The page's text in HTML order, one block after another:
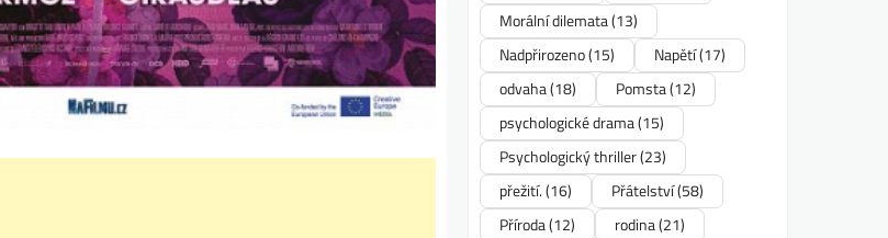
Morální dilemata(13)
Nadpřirozeno(15) Napětí(17)
odvaha(18) Pomsta(12)
psychologické drama(15)
Psychologický thriller(23)
přežití.(16) Přátelství(58)
Příroda(12) rodina(21)